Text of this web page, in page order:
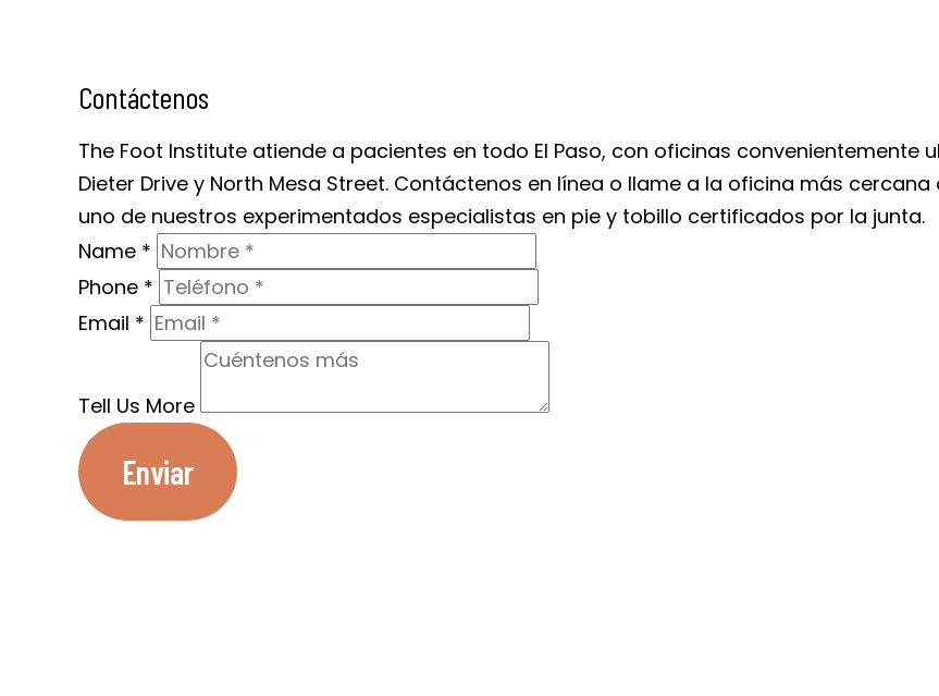
Contáctenos
The Foot Institute atiende a pacientes en todo El Paso, con oficinas convenientemente
Dieter Drive y North Mesa Street. Contáctenos en línea o llame a la oficina más
uno de nuestros experimentados especialistas en pie y tobillo certificados por la junta.
Name *
Phone *
Email *
Tell Us More
Enviar